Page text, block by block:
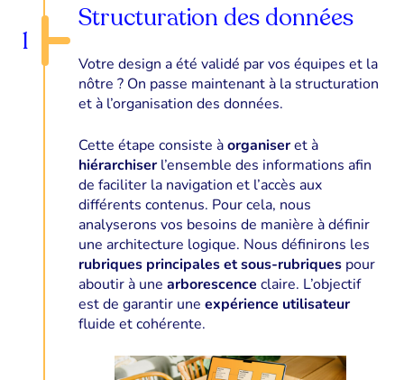
1
Structuration des données
Votre design a été validé par vos équipes et la
nôtre ? On passe maintenant à la structuration
et à l’organisation des données.
Cette étape consiste àorganiseret à
hiérarchiserl’ensemble des informations afin
de faciliter la navigation et l’accès aux
différents contenus. Pour cela, nous
analyserons vos besoins de manière à définir
une architecture logique. Nous définirons les
rubriques principales et sous-rubriquespour
aboutir à une arborescence claire. L’objectif
est de garantir une expérience utilisateur
fluide et cohérente.